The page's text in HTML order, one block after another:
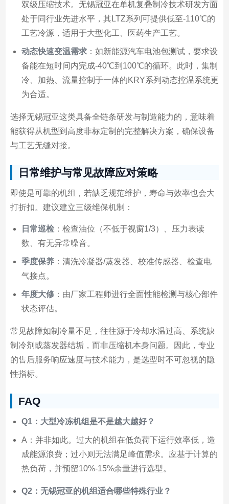
双级压缩技术。无锡冠亚在单机复叠制冷技术研发方面
处于同行业先进水平，其LTZ系列可提供低至-110℃的
工艺冷源，适用于大型化工、医药生产工艺。
动态快速变温需求：如新能源汽车电池包测试，要求设
备能在短时间内完成-40℃到100℃的循环。此时，集制
冷、加热、流量控制于一体的KRY系列动态控温系统更
为合适。
选择无锡冠亚这类具备全链条研发与制造能力的，意味着
能获得从机型到高度非标定制的完整解决方案，确保设备
与工艺无缝对接。
日常维护与常见故障应对策略
即使是可靠的机组，若缺乏规范维护，寿命与效率也会大
打折扣。建议建立三级维保机制：
日常巡检：检查油位（不低于视窗1/3）、压力表读
数、有无异常噪音。
季度保养：清洗冷凝器/蒸发器、校准传感器、检查电
气接点。
年度大修：由厂家工程师进行全面性能检测与核心部件
状态评估。
常见故障如制冷量不足，往往源于冷却水温过高、系统缺
制冷剂或蒸发器结垢，而非压缩机本身问题。因此，专业
的售后服务响应速度与技术能力，是选型时不可忽视的隐
性指标。
FAQ
Q1：大型冷冻机组是不是越大越好？
A：并非如此。过大的机组在低负荷下运行效率低，造
成能源浪费；过小则无法满足峰值需求。应基于计算的
热负荷，并预留10%-15%余量进行选型。
Q2：无锡冠亚的机组适合哪些特殊行业？